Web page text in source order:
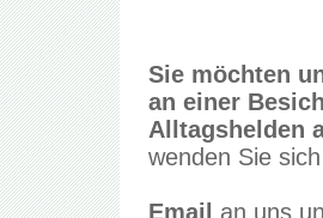
Sie möchten
an einer
Alltagshelden
wenden Sie
Email
an uns